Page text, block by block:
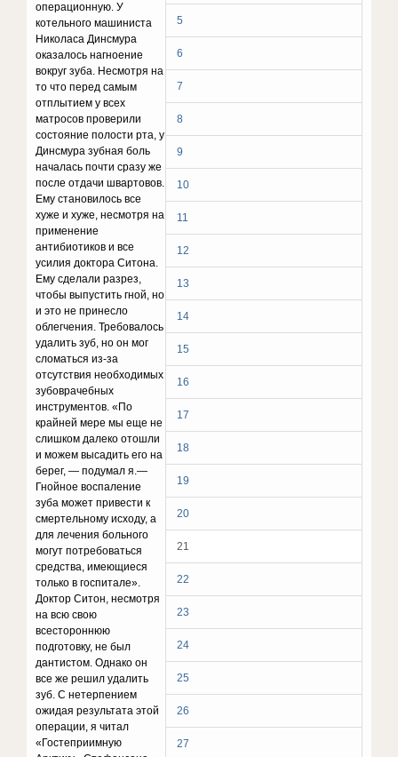
5
6
7
8
9
10
11
12
13
14
15
16
17
18
19
20
21
22
23
24
25
26
27
операционную. У
котельного машиниста
Николаса Динсмура
оказалось нагноение
вокруг зуба. Несмотря на
то что перед самым
отплытием у всех
матросов проверили
состояние полости рта, у
Динсмура зубная боль
началась почти сразу же
после отдачи швартовов.
Ему становилось все
хуже и хуже, несмотря на
применение
антибиотиков и все
усилия доктора Ситона.
Ему сделали разрез,
чтобы выпустить гной, но
и это не принесло
облегчения. Требовалось
удалить зуб, но он мог
сломаться из-за
отсутствия необходимых
зубоврачебных
инструментов. «По
крайней мере мы еще не
слишком далеко отошли
и можем высадить его на
берег, — подумал я.—
Гнойное воспаление
зуба может привести к
смертельному исходу, а
для лечения больного
могут потребоваться
средства, имеющиеся
только в госпитале».
Доктор Ситон, несмотря
на всю свою
всестороннюю
подготовку, не был
дантистом. Однако он
все же решил удалить
зуб. С нетерпением
ожидая результата этой
операции, я читал
«Гостеприимную